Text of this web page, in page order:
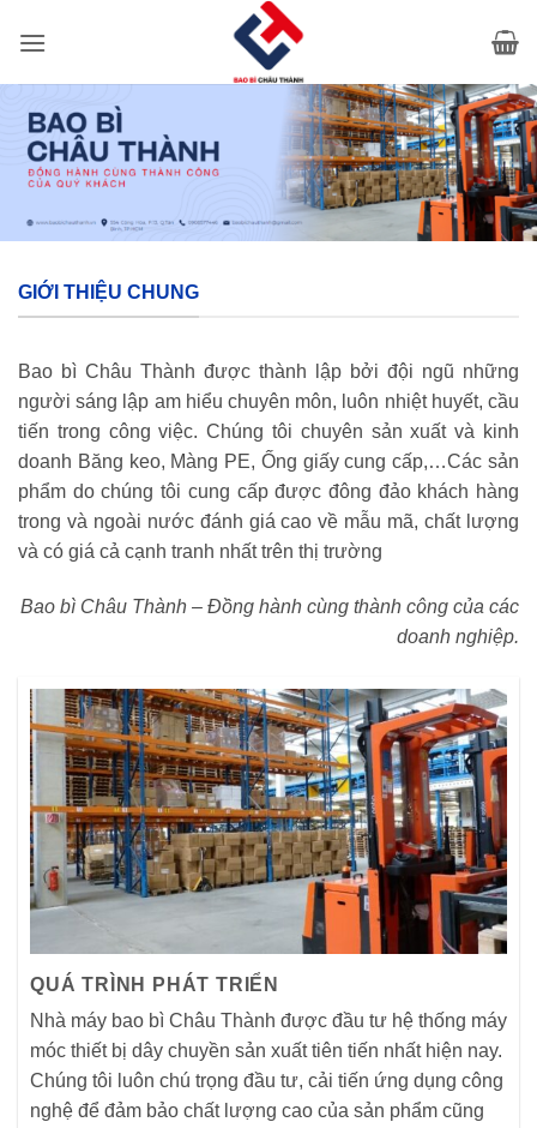
qua
GIỚI THIỆU CHUNG
Bao bì Châu Thành được thành lập bởi đội ngũ những
người sáng lập am hiểu chuyên môn, luôn nhiệt huyết, cầu
tiến trong công việc. Chúng tôi chuyên sản xuất và kinh
doanh Băng keo, Màng PE, Ống giấy cung cấp,…Các sản
phẩm do chúng tôi cung cấp được đông đảo khách hàng
trong và ngoài nước đánh giá cao về mẫu mã, chất lượng
và có giá cả cạnh tranh nhất trên thị trường
Bao bì Châu Thành – Đồng hành cùng thành công của các
doanh nghiệp.
QUÁ TRÌNH PHÁT TRIỂN
Nhà máy bao bì Châu Thành được đầu tư hệ thống máy
móc thiết bị dây chuyền sản xuất tiên tiến nhất hiện nay.
Chúng tôi luôn chú trọng đầu tư, cải tiến ứng dụng công
nghệ để đảm bảo chất lượng cao của sản phẩm cũng